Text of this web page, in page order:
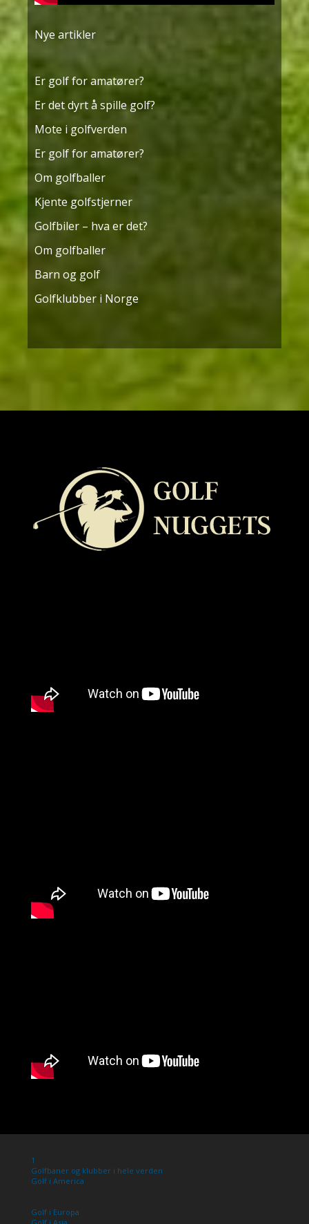
Nye artikler
Er golf for amatører?
Er det dyrt å spille golf?
Mote i golfverden
Er golf for amatører?
Om golfballer
Kjente golfstjerner
Golfbiler – hva er det?
Om golfballer
Barn og golf
Golfklubber i Norge
1
Golfbaner og klubber i hele verden
Golf i America
Golf i Europa